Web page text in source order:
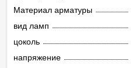
Материал арматуры
вид ламп
цоколь
напряжение